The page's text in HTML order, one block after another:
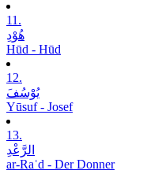
11.
ھُوْدِ
Hūd - Hūd
12.
یُوْسُفَ
Yūsuf - Josef
13.
الرَّعْدِ
ar-Raʿd - Der Donner